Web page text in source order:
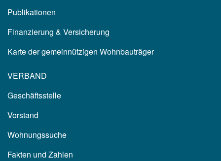
Publikationen
Finanzierung & Versicherung
Karte der gemeinnützigen Wohnbauträger
VERBAND
Geschäftsstelle
Vorstand
Wohnungssuche
Fakten und Zahlen